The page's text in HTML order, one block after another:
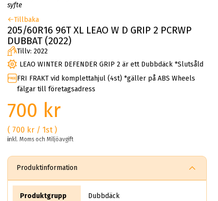
syfte
Tillbaka
205/60R16 96T XL LEAO W D GRIP 2 PCRWP
DUBBAT (2022)
Tillv: 2022
LEAO WINTER DEFENDER GRIP 2 är ett Dubbdäck *Slutsåld
FRI FRAKT vid komplettahjul (4st) *gäller på ABS Wheels
fälgar till företagsadress
700 kr
( 700 kr / 1st )
inkl. Moms och Miljöavgift
Produktinformation
Produktgrupp Dubbdäck